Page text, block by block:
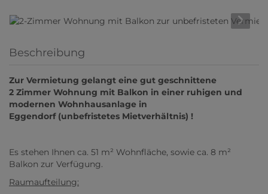
Beschreibung
Zur Vermietung gelangt eine gut geschnittene
2 Zimmer Wohnung mit Balkon in einer ruhigen und
modernen Wohnhausanlage in
Eggendorf (unbefristetes Mietverhältnis) !
Es stehen Ihnen ca. 51 m² Wohnfläche, sowie ca. 8 m²
Balkon zur Verfügung.
Raumaufteilung: